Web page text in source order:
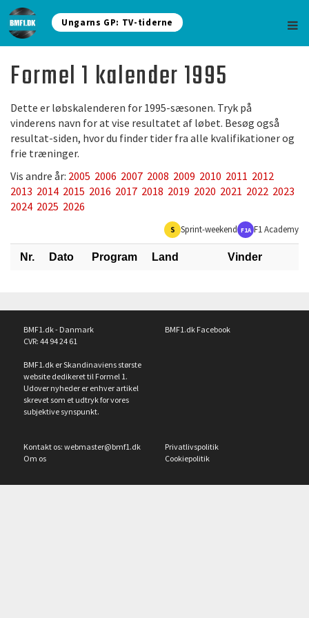
Ungarns GP: TV-tiderne
Formel 1 kalender 1995
Dette er løbskalenderen for 1995-sæsonen. Tryk på
vinderens navn for at vise resultatet af løbet. Besøg også
resultat-siden, hvor du finder tider fra alle kvalifikationer og
frie træninger.
Vis andre år: 2005 2006 2007 2008 2009 2010 2011 2012
2013 2014 2015 2016 2017 2018 2019 2020 2021 2022 2023
2024 2025 2026
S Sprint-weekend F1A F1 Academy
Nr. Dato Program Land Vinder
BMF1.dk - Danmark
CVR: 44 94 24 61
BMF1.dk er Skandinaviens største
website dedikeret til Formel 1.
Udover nyheder er enhver artikel
skrevet som et udtryk for vores
subjektive synspunkt.
BMF1.dk Facebook
Kontakt os: webmaster@bmf1.dk
Om os
Privatlivspolitik
Cookiepolitik